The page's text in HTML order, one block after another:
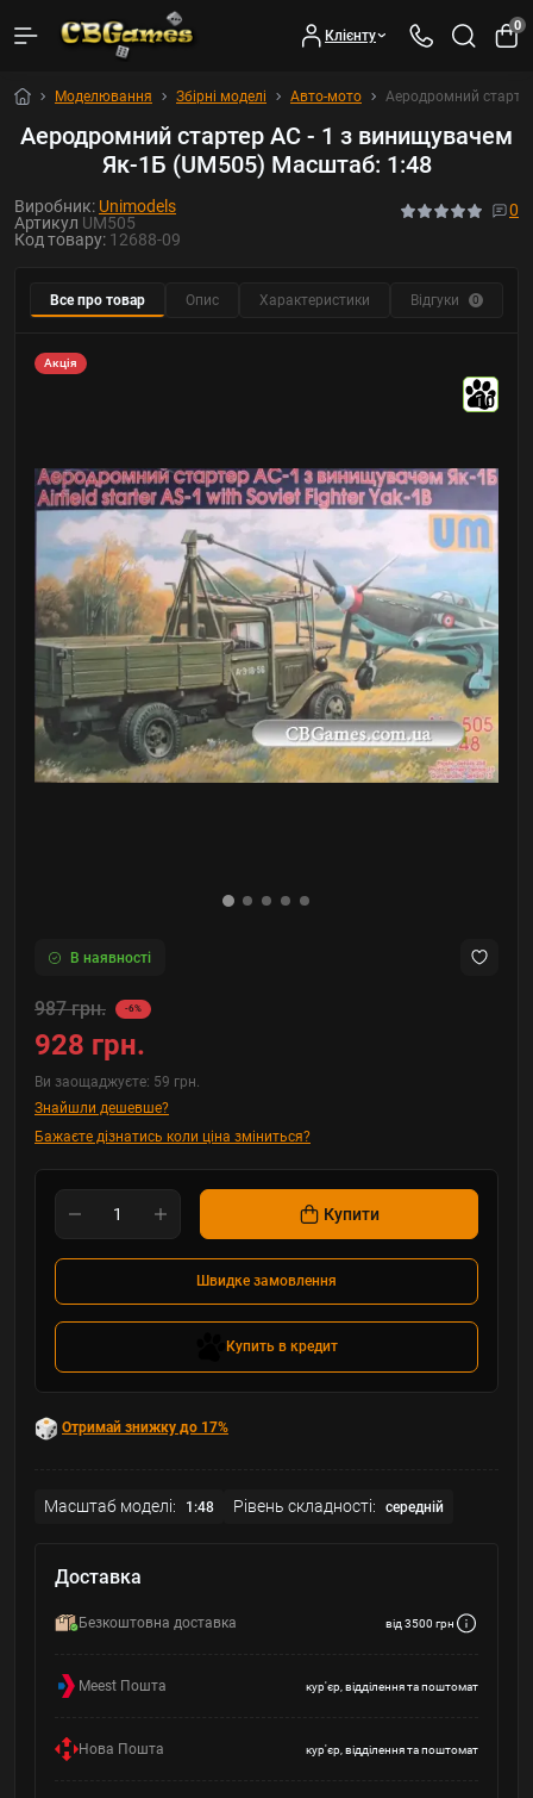
Клієнту
0
Моделювання Збірні моделі Авто-мото Аеродромний
Аеродромний стартер АС - 1 з винищувачем
Як-1Б (UM505) Масштаб: 1:48
Виробник: Unimodels
Артикул UM505
Код товару: 12688-09
0
Все про товар Опис Характеристики Відгуки 0
Акція
10
В наявності
987 грн. -6%
928 грн.
Ви заощаджуєте: 59 грн.
Знайшли дешевше?
Бажаєте дізнатись коли ціна зміниться?
Купити
Швидке замовлення
Купить в кредит
Отримай знижку до 17%
Масштаб моделі: 1:48 Рівень складності: середній
Доставка
Безкоштовна доставка від 3500 грн
Meest Пошта кур'єр, відділення та поштомат
Нова Пошта кур'єр, відділення та поштомат